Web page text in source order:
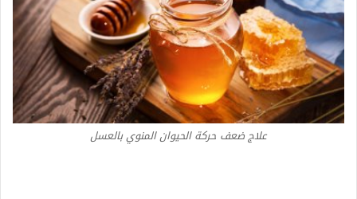
علاج ضعف حركة الحيوان المنوي بالعسل